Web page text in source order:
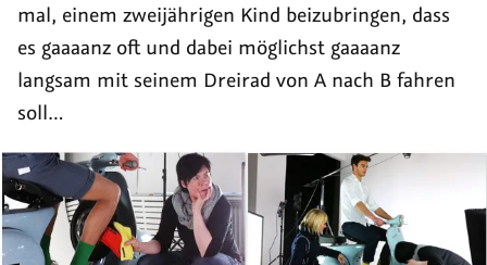
mal, einem zweijährigen Kind beizubringen, dass
es gaaaanz oft und dabei möglichst gaaaanz
langsam mit seinem Dreirad von A nach B fahren
soll…